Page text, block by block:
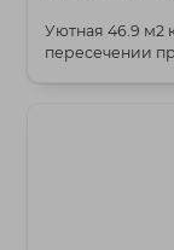
Уютная 46.9 м2
пересечении